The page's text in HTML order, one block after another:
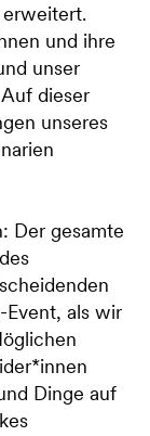
und ihre
unser
dieser
unseres
Der gesamte
als wir
Dinge auf